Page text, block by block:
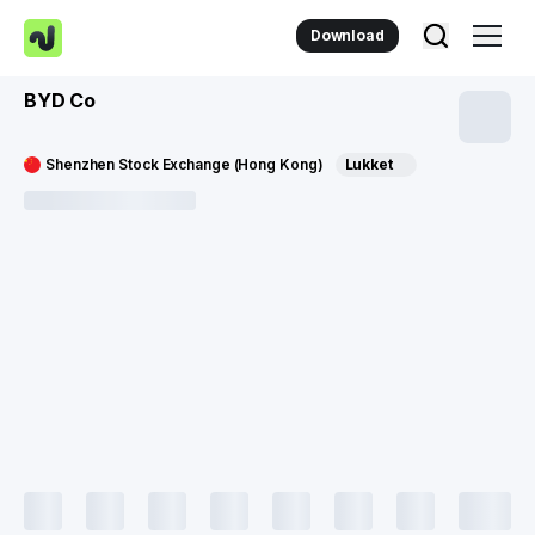
Download
BYD Co
Shenzhen Stock Exchange (Hong Kong) Lukket